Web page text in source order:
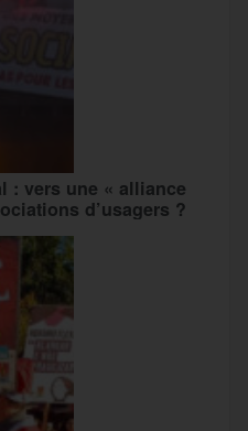
: vers une « alliance
d’usagers ?